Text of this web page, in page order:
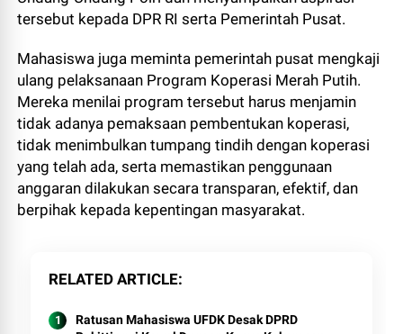
tersebut kepada DPR RI serta Pemerintah Pusat.
Mahasiswa juga meminta pemerintah pusat mengkaji
ulang pelaksanaan Program Koperasi Merah Putih.
Mereka menilai program tersebut harus menjamin
tidak adanya pemaksaan pembentukan koperasi,
tidak menimbulkan tumpang tindih dengan koperasi
yang telah ada, serta memastikan penggunaan
anggaran dilakukan secara transparan, efektif, dan
berpihak kepada kepentingan masyarakat.
RELATED ARTICLE
Ratusan Mahasiswa UFDK Desak DPRD